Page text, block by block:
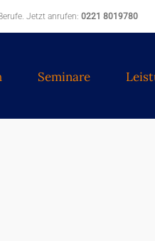
Jetzt anrufen: 0221 8019780
Seminare